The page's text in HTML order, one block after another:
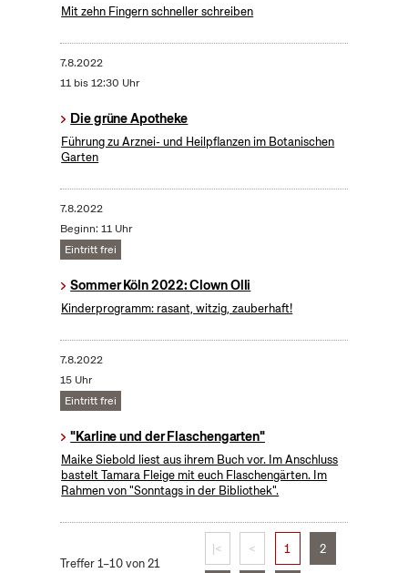
Mit zehn Fingern schneller schreiben
7.8.2022
11 bis 12:30 Uhr
Die grüne Apotheke
Führung zu Arznei- und Heilpflanzen im Botanischen
Garten
7.8.2022
Beginn: 11 Uhr
Eintritt frei
Sommer Köln 2022: Clown Olli
Kinderprogramm: rasant, witzig, zauberhaft!
7.8.2022
15 Uhr
Eintritt frei
"Karline und der Flaschengarten"
Maike Siebold liest aus ihrem Buch vor. Im Anschluss
bastelt Tamara Fleige mit euch Flaschengärten. Im
Rahmen von "Sonntags in der Bibliothek".
Treffer 1–10 von 21
|< < 1 2